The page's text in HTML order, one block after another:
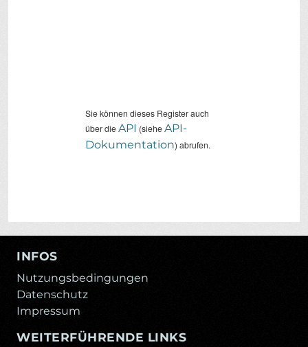
Sie können dieses Register auch
über dieAPI (sieheAPI-
Dokumentation) abrufen.
INFOS
Nutzungsbedingungen
Datenschutz
Impressum
WEITERFÜHRENDE LINKS